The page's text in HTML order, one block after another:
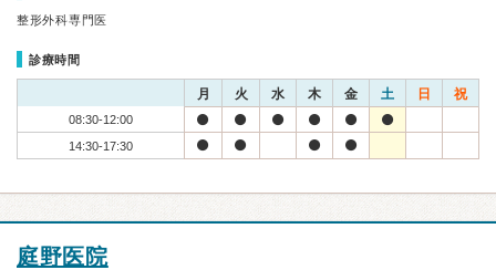
整形外科専門医
診療時間
月 火 水 木 金 土 日 祝
08:30-12:00
14:30-17:30
庭野医院